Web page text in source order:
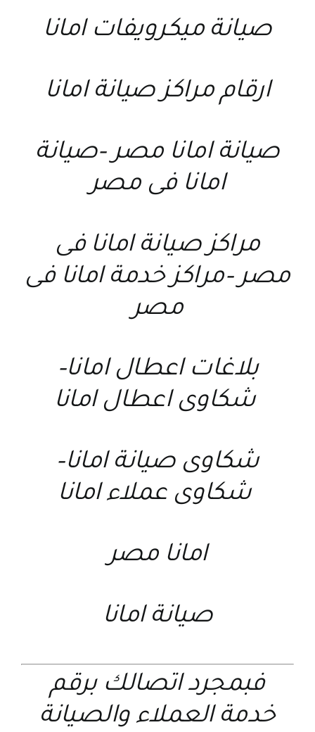
صيانة ميكرويفات امانا
ارقام مراكز صيانة امانا
صيانة امانا مصر–صيانة
امانا فى مصر
مراكز صيانة امانا فى
مصر–مراكز خدمة امانا فى
مصر
بلاغات اعطال امانا–
شكاوى اعطال امانا
شكاوى صيانة امانا–
شكاوى عملاء امانا
امانا مصر
صيانة امانا
فبمجرد اتصالك برقم
خدمة العملاء والصيانة